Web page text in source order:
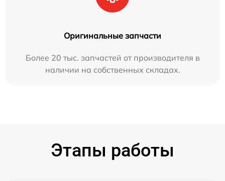
Оригинальные запчасти
Более 20 тыс. запчастей от производителя в
наличии на собственных складах.
Этапы работы